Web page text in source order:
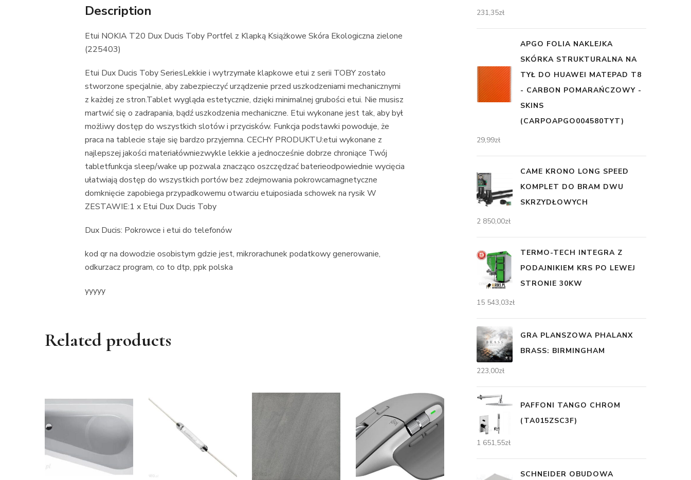
Description
Etui NOKIA T20 Dux Ducis Toby Portfel z Klapką Książkowe Skóra Ekologiczna zielone
(225403)
Etui Dux Ducis Toby SeriesLekkie i wytrzymałe klapkowe etui z serii TOBY zostało
stworzone specjalnie, aby zabezpieczyć urządzenie przed uszkodzeniami mechanicznymi
z każdej ze stron.Tablet wygląda estetycznie, dzięki minimalnej grubości etui. Nie musisz
martwić się o zadrapania, bądź uszkodzenia mechaniczne. Etui wykonane jest tak, aby był
możliwy dostęp do wszystkich slotów i przycisków. Funkcja podstawki powoduje, że
praca na tablecie staje się bardzo przyjemna. CECHY PRODUKTU:etui wykonane z
najlepszej jakości materiałówniezwykle lekkie a jednocześnie dobrze chroniące Twój
tabletfunkcja sleep/wake up pozwala znacząco oszczędzać baterieodpowiednie wycięcia
ułatwiają dostęp do wszystkich portów bez zdejmowania pokrowcamagnetyczne
domknięcie zapobiega przypadkowemu otwarciu etuiposiada schowek na rysik W
ZESTAWIE:1 x Etui Dux Ducis Toby
Dux Ducis: Pokrowce i etui do telefonów
kod qr na dowodzie osobistym gdzie jest, mikrorachunek podatkowy generowanie,
odkurzacz program, co to dtp, ppk polska
yyyyy
Related products
231,35zł
APGO FOLIA NAKLEJKA
SKÓRKA STRUKTURALNA NA
TYŁ DO HUAWEI MATEPAD T8
- CARBON POMARAŃCZOWY -
SKINS
(CARPOAPGO004580TYT)
29,99zł
CAME KRONO LONG SPEED
KOMPLET DO BRAM DWU
SKRZYDŁOWYCH
2 850,00zł
TERMO-TECH INTEGRA Z
PODAJNIKIEM KRS PO LEWEJ
STRONIE 30KW
15 543,03zł
GRA PLANSZOWA PHALANX
BRASS: BIRMINGHAM
223,00zł
PAFFONI TANGO CHROM
(TA015ZSC3F)
1 651,55zł
SCHNEIDER OBUDOWA